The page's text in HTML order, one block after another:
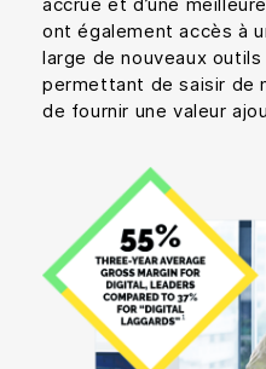
ont également accès à
large de nouveaux
permettant de saisir de
de fournir une valeur